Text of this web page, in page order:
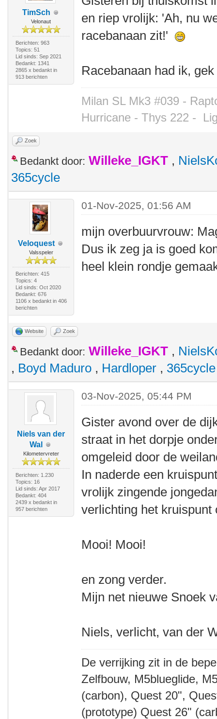
TimSch
Velonaut
Berichten: 963
Topics: 51
Lid sinds: Sep 2021
Bedankt: 1341
2865 x bedankt in
913 berichten
en riep vrolijk: 'Ah, nu
racebanaan zit!'
Racebanaan had ik,
Milan SL Mk3 #039 -
Hurricane - Thys 222 -
Zoek
Bedankt door: Willeke_IGKT ,
365cycle
Veloquest
Valsspeler
Berichten: 415
Topics: 4
Lid sinds: Oct 2020
Bedankt: 676
1106 x bedankt in 406
berichten
01-Nov-2025, 01:56 AM
mijn overbuurvrouw:
Dus ik zeg ja is goed
heel klein rondje
Website Zoek
Bedankt door: Willeke_IGKT ,
, Boyd Maduro , Hardloper , 365cycle
Niels van der
Wal
Kilometervreter
Berichten: 1.230
Topics: 16
Lid sinds: Apr 2017
Bedankt: 404
2439 x bedankt in
957 berichten
03-Nov-2025, 05:44 PM
Gister avond over de
straat in het dorpje
omgeleid door de
In naderde een
vrolijk zingende
verlichting het kruispunt
Mooi! Mooi!
en zong verder.
Mijn net nieuwe Snoek
Niels, verlicht, van der
De verrijking zit in de
Zelfbouw, M5blueglide,
(carbon), Quest 20",
(prototype) Quest 26"